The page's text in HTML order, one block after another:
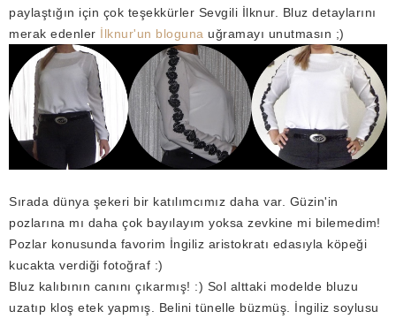
paylaştığın için çok teşekkürler Sevgili İlknur. Bluz detaylarını
merak edenler İlknur'un bloguna uğramayı unutmasın ;)
Sırada dünya şekeri bir katılımcımız daha var. Güzin'in
pozlarına mı daha çok bayılayım yoksa zevkine mi bilemedim!
Pozlar konusunda favorim İngiliz aristokratı edasıyla köpeği
kucakta verdiği fotoğraf :)
Bluz kalıbının canını çıkarmış! :) Sol alttaki modelde bluzu
uzatıp kloş etek yapmış. Belini tünelle büzmüş. İngiliz soylusu